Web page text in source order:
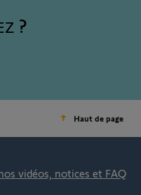
Haut de page
vidéos, notices et FAQ